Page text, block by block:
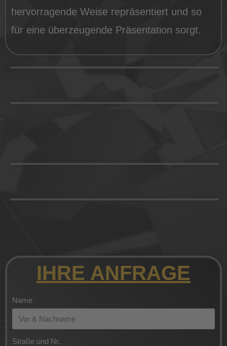
hervorragende Weise repräsentiert und so
für eine überzeugende Präsentation sorgt.
IHRE ANFRAGE
Name
Straße und Nr.